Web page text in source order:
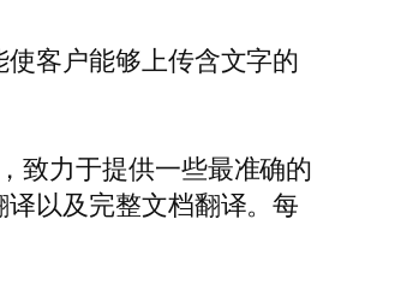
客户能够上传含文字的
致力于提供一些最准确的
以及完整文档翻译。每